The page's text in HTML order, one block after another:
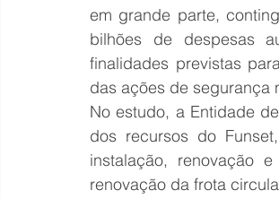
em grande parte,
bilhões de despesas
finalidades previstas
das ações de segurança
No estudo, a Entidade
dos recursos do
instalação, renovação
renovação da frota